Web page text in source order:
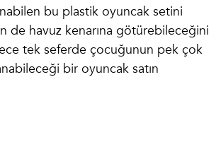
bu plastik oyuncak setini
de havuz kenarına götürebileceğini
tek seferde çocuğunun pek çok
bir oyuncak satın